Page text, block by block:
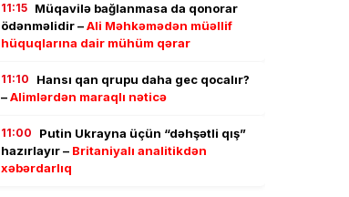
11:15 Müqavilə bağlanmasa da qonorar
ödənməlidir –Ali Məhkəmədən müəllif
hüquqlarına dair mühüm qərar
11:10
Hansı qan qrupu daha gec qocalır?
–Alimlərdən maraqlı nəticə
11:00
Putin Ukrayna üçün “dəhşətli qış”
hazırlayır – Britaniyalı analitikdən
xəbərdarlıq